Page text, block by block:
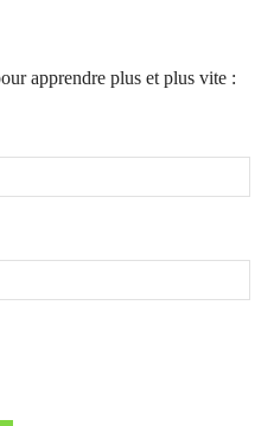
apprendre plus et plus vite :